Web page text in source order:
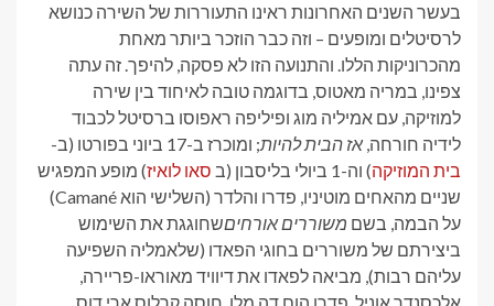
בעשר השנים האחרונות ראינו התעוררות של השירה כנושא
לרסיטלים ומופעים – וזה כבר הוזכר ביותר מאחת
מהכרוניקות הללו. והתנועה הזו לא פסקה, להיפך. זה עתה
צפינו, במריה מאטוס, בדוגמה טובה לאיחוד בין שירה
למוזיקה, עם אמיליה מוג ופיליפה ראפוסו ברסיטל לכבוד
לידיה חורחה,אז הבית להיות; ומוכרז ב-17 ביוני בפורטו (ב-
בית המוזיקה) וה-1 ביולי בליסבון (ב סאו לואיז) מופע המפגיש
שניים מהאחים מוטיניו, פדרו והלדר (השלישי הוא Camané)
על הבמה, בשם משוררים אורחיםשחוגגת את השימוש
ביצירתם של משוררים בחוגי הפאדו (שלאמליה השפיעה
עליהם רבות), מביאה לפאדו את דיוויד מאוראו-פריירה,